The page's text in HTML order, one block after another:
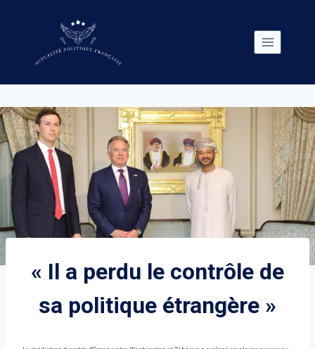
« Il a perdu le contrôle de
sa politique étrangère »